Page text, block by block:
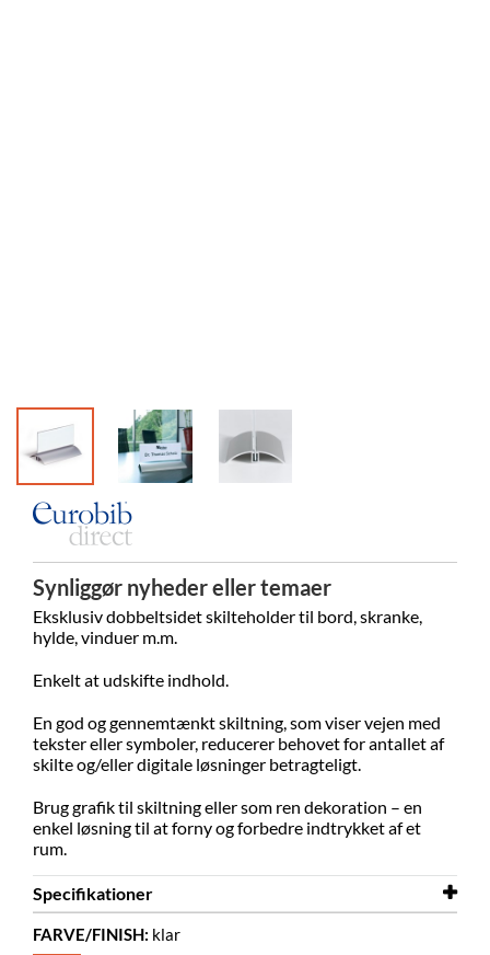
Synliggør nyheder eller temaer
Eksklusiv dobbeltsidet skilteholder til bord, skranke,
hylde, vinduer m.m.
Enkelt at udskifte indhold.
En god og gennemtænkt skiltning, som viser vejen med
tekster eller symboler, reducerer behovet for antallet af
skilte og/eller digitale løsninger betragteligt.
Brug grafik til skiltning eller som ren dekoration – en
enkel løsning til at forny og forbedre indtrykket af et
rum.
Specifikationer
Bredde 150 mm
FARVE/FINISH: klar